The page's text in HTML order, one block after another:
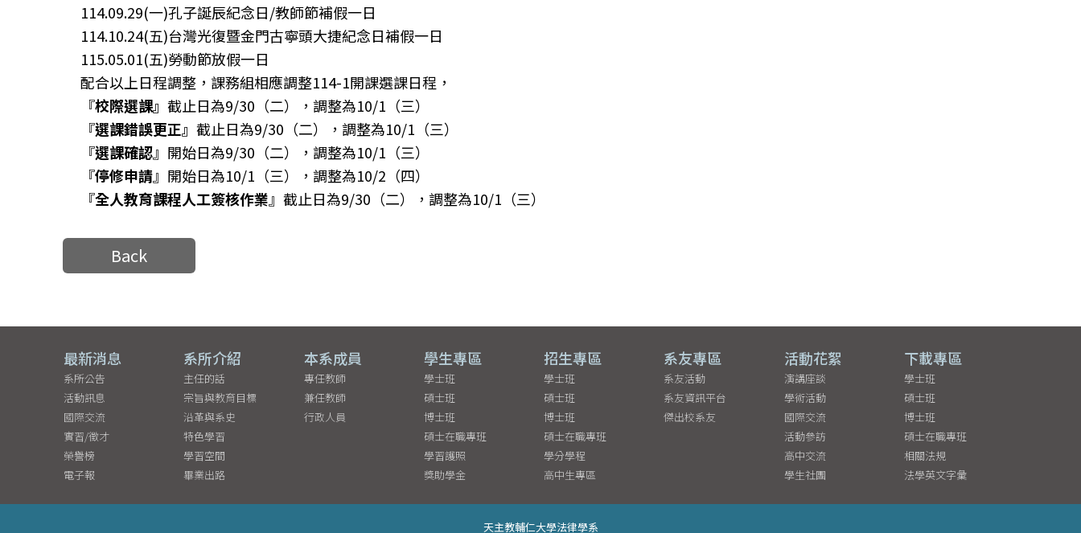
114.09.29(一)孔子誕辰紀念日/教師節補假一日
114.10.24(五)台灣光復暨金門古寧頭大捷紀念日補假一日
115.05.01(五)勞動節放假一日
配合以上日程調整，課務組相應調整114-1開課選課日程，
『校際選課』 截止日為9/30（二），調整為10/1（三）
『選課錯誤更正』 截止日為9/30（二），調整為10/1（三）
『選課確認』開始日為9/30（二），調整為10/1（三）
『停修申請』開始日為10/1（三），調整為10/2（四）
『全人教育課程人工簽核作業』截止日為9/30（二），調整為10/1（三）
Back
最新消息
系所公告
活動訊息
國際交流
實習/徵才
榮譽榜
電子報
系所介紹
主任的話
宗旨與教育目標
沿革與系史
特色學習
學習空間
畢業出路
本系成員
專任教師
兼任教師
行政人員
學生專區
學士班
碩士班
博士班
碩士在職專班
學習護照
獎助學金
招生專區
學士班
碩士班
博士班
碩士在職專班
學分學程
高中生專區
系友專區
系友活動
系友資訊平台
傑出校系友
活動花絮
演講座談
學術活動
國際交流
活動參訪
高中交流
學生社團
下載專區
學士班
碩士班
博士班
碩士在職專班
相關法規
法學英文字彙
天主教輔仁大學法律學系